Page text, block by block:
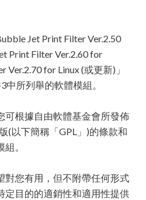
Jet Print Filter Ver.2.50
Print Filter Ver.2.60 for
Ver.2.70 for Linux (或更新)」
所列舉的軟體模組。
可根據自由軟體基金會所發佈
(以下簡稱「GPL」)的條款和
。
對您有用，但不附帶任何形式
定目的的適銷性和適用性提供